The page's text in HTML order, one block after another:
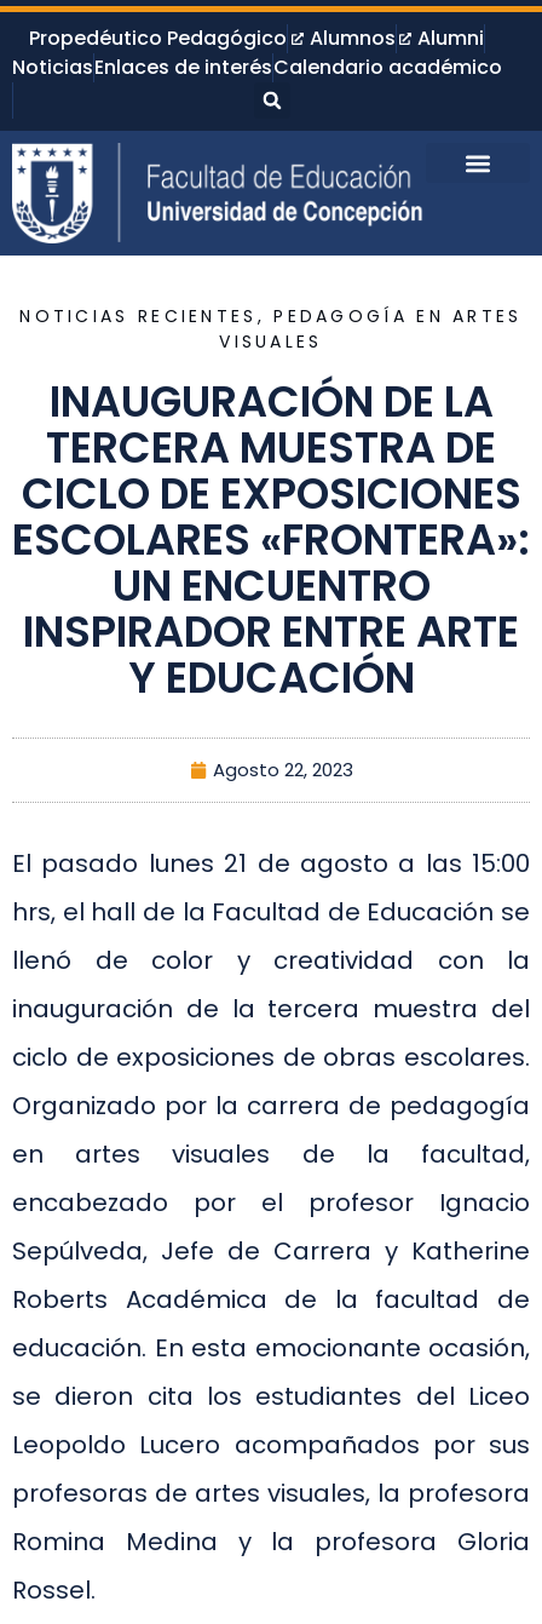
Propedéutico Pedagógico Alumnos
Alumni
NoticiasEnlaces de interésCalendario académico
NOTICIAS RECIENTES ,PEDAGOGÍA EN ARTES
VISUALES
INAUGURACIÓN DE LA
TERCERA MUESTRA DE
CICLO DE EXPOSICIONES
ESCOLARES «FRONTERA»:
UN ENCUENTRO
INSPIRADOR ENTRE ARTE
Y EDUCACIÓN
Agosto 22, 2023
El pasado lunes 21 de agosto a las 15:00
hrs, el hall de la Facultad de Educación se
llenó de color y creatividad con la
inauguración de la tercera muestra del
ciclo de exposiciones de obras escolares.
Organizado por la carrera de pedagogía
en artes visuales de la facultad,
encabezado por el profesor Ignacio
Sepúlveda, Jefe de Carrera y Katherine
Roberts Académica de la facultad de
educación. En esta emocionante ocasión,
se dieron cita los estudiantes del Liceo
Leopoldo Lucero acompañados por sus
profesoras de artes visuales, la profesora
Romina Medina y la profesora Gloria
Rossel.